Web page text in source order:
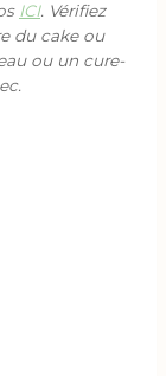
ICI. Vérifiez
du cake ou
ou un cure-